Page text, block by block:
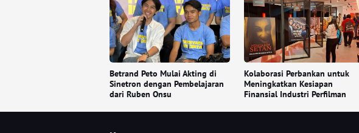
Betrand Peto Mulai Akting di
Sinetron dengan Pembelajaran
dari Ruben Onsu
Kolaborasi Perbankan untuk
Meningkatkan Kesiapan
Finansial Industri Perfilman